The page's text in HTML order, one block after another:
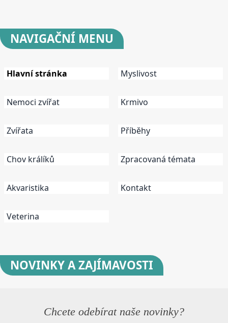
NAVIGAČNÍ MENU
Hlavní stránka
Nemoci zvířat
Zvířata
Chov králíků
Akvaristika
Veterina
Myslivost
Krmivo
Příběhy
Zpracovaná témata
Kontakt
NOVINKYA ZAJÍMAVOSTI
Chcete odebírat naše novinky?